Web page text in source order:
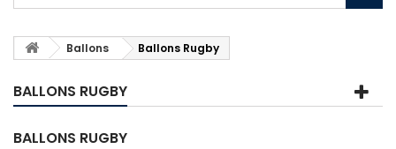
Ballons Ballons Rugby
BALLONS RUGBY
BALLONS RUGBY